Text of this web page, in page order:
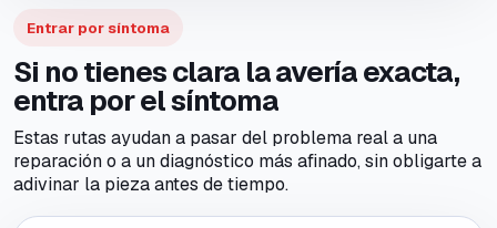
Entrar por síntoma
Si no tienes clara la avería exacta,
entra por el síntoma
Estas rutas ayudan a pasar del problema real a una
reparación o a un diagnóstico más afinado, sin obligarte a
adivinar la pieza antes de tiempo.